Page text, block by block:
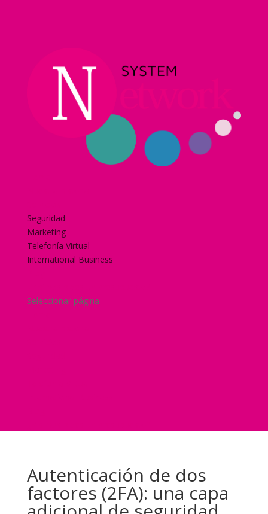
Seguridad
Marketing
Telefonía Virtual
International Business
Seleccionar página
Autenticación de dos
factores (2FA): una capa